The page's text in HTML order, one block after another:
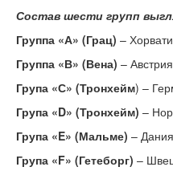
Состав шести групп
Группа «А» (Грац) –
Группа «В» (Вена) –
Група «С» (Тронхейм) –
Група «D» (Тронхейм) –
Група «E» (Мальме) –
Група «F» (Гетеборг) –